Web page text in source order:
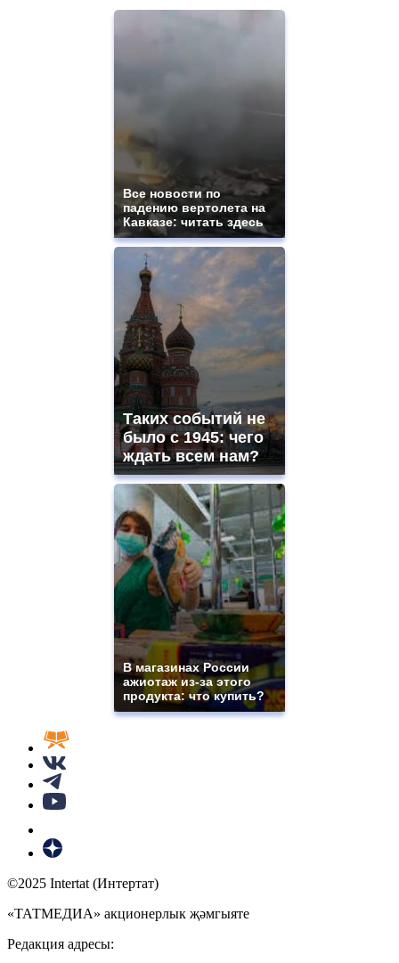
Все новости по
падению вертолета на
Кавказе: читать здесь
Таких событий не
было с 1945: чего
ждать всем нам?
В магазинах России
ажиотаж из-за этого
продукта: что купить?
©2025 Intertat (Интертат)
«ТАТМЕДИА» акционерлык җәмгыяте
Редакция адресы: